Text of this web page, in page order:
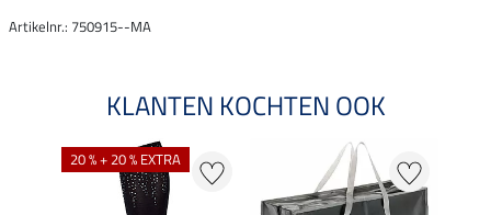
Artikelnr.: 750915--MA
KLANTEN KOCHTEN OOK
20 % + 20 % EXTRA